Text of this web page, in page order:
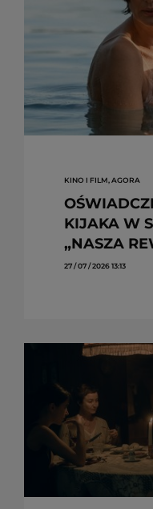
KINO I FILM, AGORA
KIJAKA W
„NASZA
27 / 07 / 2026 13:13